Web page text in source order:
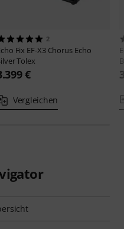
2
Fix EF-X3 Chorus Echo
Tolex
€
Vergleichen